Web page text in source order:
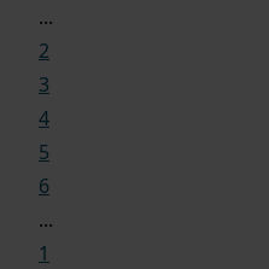
...
2
3
4
5
6
...
1